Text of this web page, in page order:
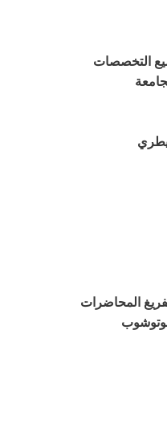
التخصصات
المحاضرات